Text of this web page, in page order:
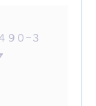
９０−３